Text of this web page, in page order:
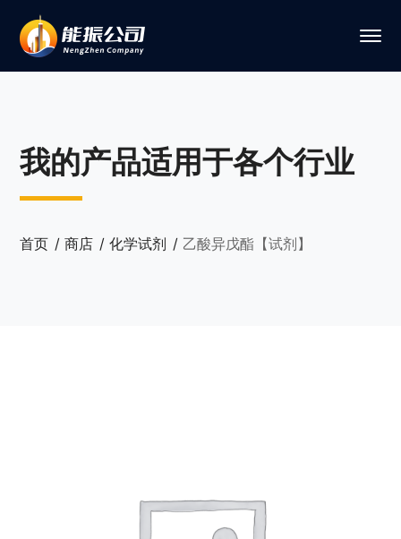
我的产品适用于各个行业
首页 商店 化学试剂 乙酸异戊酯【试剂】